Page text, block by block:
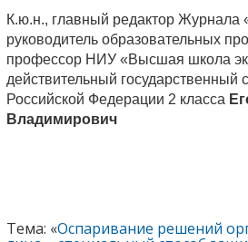
К.ю.н., главный редактор Журнала
руководитель образовательных
профессор НИУ «Высшая школа
действительный государственный
Российской Федерации 2 класса
Владимирович
Тема: «Оспаривание решений